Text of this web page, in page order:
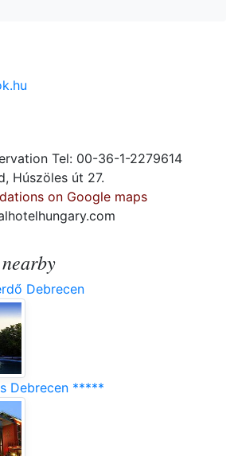
Tel: 00-36-1-2279614
Húszöles út 27.
on Google maps
Debrecen
Debrecen *****